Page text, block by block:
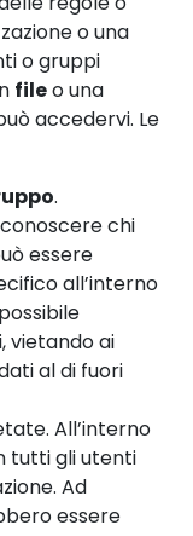
o una
o gruppi
fileo una
accedervi. Le
.
chi
essere
all’interno
vietando ai
al di fuori
All’interno
tutti gli utenti
Ad
essere